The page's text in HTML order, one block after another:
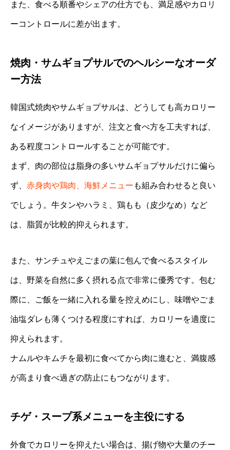
また、食べる順番やシェアの仕方でも、満足感やカロリ
ーコントロールに差が出ます。
焼肉・サムギョプサルでのヘルシーなオーダ
ー方法
韓国式焼肉やサムギョプサルは、どうしても高カロリー
なイメージがありますが、注文と食べ方を工夫すれば、
ある程度コントロールすることが可能です。
まず、肉の部位は脂身の多いサムギョプサルだけに偏ら
ず、 赤身肉や鶏肉、海鮮メニュー も組み合わせると良い
でしょう。牛タンやハラミ、鶏もも（皮少なめ）など
は、脂質が比較的抑えられます。
また、サンチュやえごまの葉に包んで食べるスタイル
は、野菜を自然に多く摂れる点で非常に優秀です。包む
際に、ご飯を一緒に入れる量を控えめにし、味噌やごま
油塩ダレも薄くつける程度にすれば、カロリーを適度に
抑えられます。
ナムルやキムチを最初に食べてから肉に進むと、満腹感
が高まり食べ過ぎの防止にもつながります。
チゲ・スープ系メニューを主役にする
外食でカロリーを抑えたい場合は、揚げ物や大量のチー